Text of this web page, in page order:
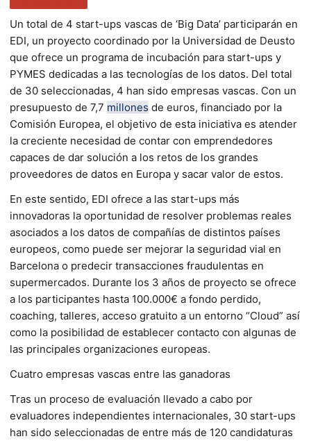
Un total de 4 start-ups vascas de ‘Big Data’ participarán en
EDI, un proyecto coordinado por la Universidad de Deusto
que ofrece un programa de incubación para start-ups y
PYMES dedicadas a las tecnologías de los datos. Del total
de 30 seleccionadas, 4 han sido empresas vascas. Con un
presupuesto de 7,7 millones de euros, financiado por la
Comisión Europea, el objetivo de esta iniciativa es atender
la creciente necesidad de contar con emprendedores
capaces de dar solución a los retos de los grandes
proveedores de datos en Europa y sacar valor de estos.
En este sentido, EDI ofrece a las start-ups más
innovadoras la oportunidad de resolver problemas reales
asociados a los datos de compañías de distintos países
europeos, como puede ser mejorar la seguridad vial en
Barcelona o predecir transacciones fraudulentas en
supermercados. Durante los 3 años de proyecto se ofrece
a los participantes hasta 100.000€ a fondo perdido,
coaching, talleres, acceso gratuito a un entorno “Cloud” así
como la posibilidad de establecer contacto con algunas de
las principales organizaciones europeas.
Cuatro empresas vascas entre las ganadoras
Tras un proceso de evaluación llevado a cabo por
evaluadores independientes internacionales, 30 start-ups
han sido seleccionadas de entre más de 120 candidaturas